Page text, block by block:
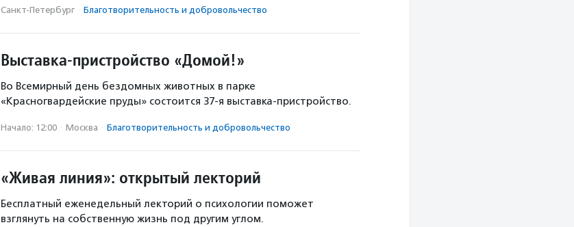
Санкт-Петербург · Благотвори­тель­ность и доброволь­чест­во
Выставка-пристройство «Домой!»
Во Всемирный день бездомных животных в парке
«Красногвардейские пруды» состоится 37-я выставка-пристройство.
Начало: 12:00 · Москва · Благотвори­тель­ность и доброволь­чест­во
«Живая линия»: открытый лекторий
Бесплатный еженедельный лекторий о психологии поможет
взглянуть на собственную жизнь под другим углом.